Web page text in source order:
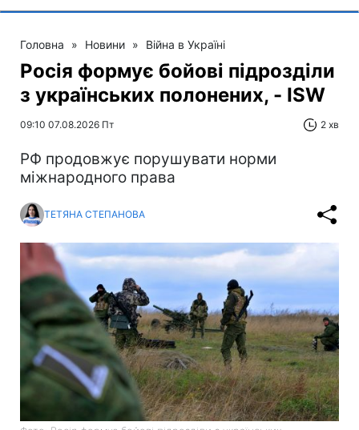
Головна » Новини » Війна в Україні
Росія формує бойові підрозділи
з українських полонених, - ISW
09:10 07.08.2026 Пт 2 хв
РФ продовжує порушувати норми
міжнародного права
ТЕТЯНА СТЕПАНОВА